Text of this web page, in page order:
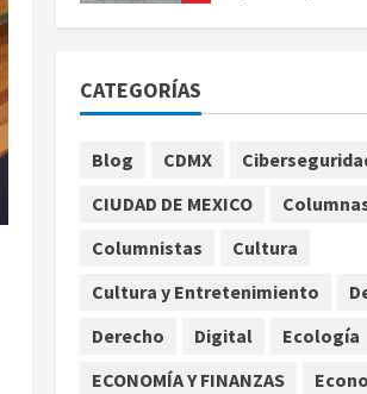
zona
agosto 7, 2026
2
SMN pronostica
intensas,
agosto
agosto 7, 2026
Internacional
Christopher
CATEGORÍAS
Blog CDMX
CIUDAD DE MEXICO
Columnistas
Cultura
Cultura y Entretenimiento
Derecho
Digital
Ecología
ECONOMÍA Y FINANZAS